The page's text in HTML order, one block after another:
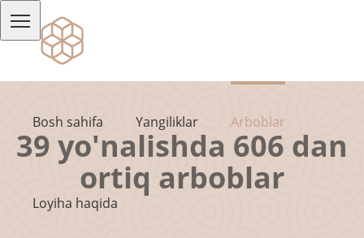
Bosh sahifa Yangiliklar Arboblar
Loyiha haqida
39 yo'nalishda 606 dan
ortiq arboblar